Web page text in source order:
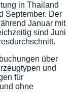
in Thailand
September. Der
Januar mit
sind Juni
über
und
für
ohne